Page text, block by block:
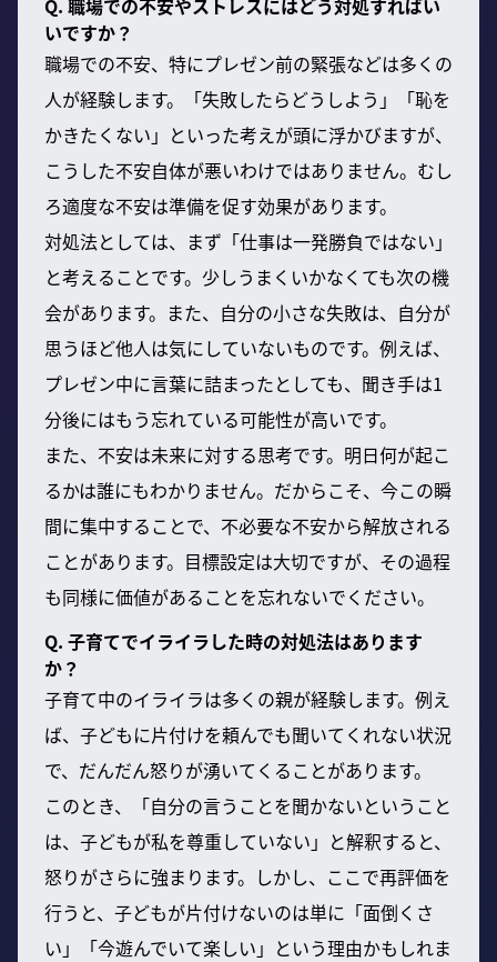
いですか？
職場での不安、特にプレゼン前の緊張などは多くの
人が経験します。「失敗したらどうしよう」「恥を
かきたくない」といった考えが頭に浮かびますが、
こうした不安自体が悪いわけではありません。むし
ろ適度な不安は準備を促す効果があります。
対処法としては、まず「仕事は一発勝負ではない」
と考えることです。少しうまくいかなくても次の機
会があります。また、自分の小さな失敗は、自分が
思うほど他人は気にしていないものです。例えば、
プレゼン中に言葉に詰まったとしても、聞き手は1
分後にはもう忘れている可能性が高いです。
また、不安は未来に対する思考です。明日何が起こ
るかは誰にもわかりません。だからこそ、今この瞬
間に集中することで、不必要な不安から解放される
ことがあります。目標設定は大切ですが、その過程
も同様に価値があることを忘れないでください。
Q. 子育てでイライラした時の対処法はあります
か？
子育て中のイライラは多くの親が経験します。例え
ば、子どもに片付けを頼んでも聞いてくれない状況
で、だんだん怒りが湧いてくることがあります。
このとき、「自分の言うことを聞かないということ
は、子どもが私を尊重していない」と解釈すると、
怒りがさらに強まります。しかし、ここで再評価を
行うと、子どもが片付けないのは単に「面倒くさ
い」「今遊んでいて楽しい」という理由かもしれま